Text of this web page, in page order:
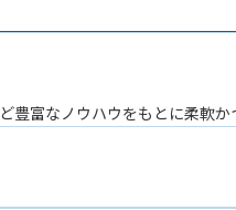
富なノウハウをもとに柔軟か